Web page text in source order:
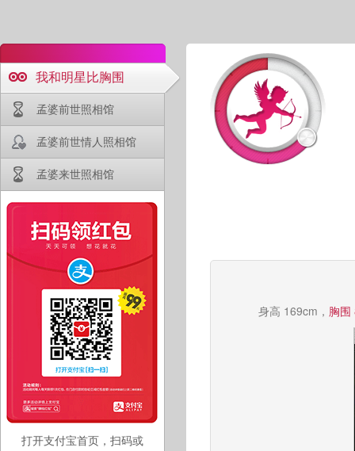
我和明星比胸围
孟婆前世照相馆
孟婆前世情人照相馆
孟婆来世照相馆
打开支付宝首页，扫码或
身高 169cm， 胸围